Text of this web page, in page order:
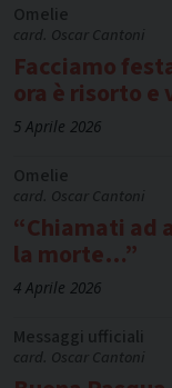
Omelie
card. Oscar Cantoni
Facciamo
ora è risorto e
5 Aprile 2026
Omelie
card. Oscar Cantoni
“Chiamati ad
la morte…”
4 Aprile 2026
Messaggi ufficiali
card. Oscar Cantoni